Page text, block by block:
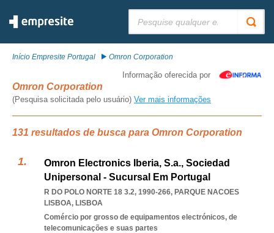
Início Empresite Portugal Omron Corporation
Informação oferecida por
Omron Corporation
(Pesquisa solicitada pelo usuário) Ver mais informações
131 resultados de busca para Omron Corporation
Omron Electronics Iberia, S.a., Sociedad
Unipersonal - Sucursal Em Portugal
R DO POLO NORTE 18 3.2, 1990-266, PARQUE NACOES
LISBOA, LISBOA
Comércio por grosso de equipamentos electrónicos, de
telecomunicações e suas partes